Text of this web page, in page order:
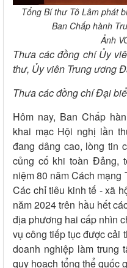
Tổng Bí thư Tô Lâm phát
Ban Chấp hành
Ảnh
Thưa các đồng chí Ủy
thư, Ủy viên Trung ương
Thưacác đồng chí Đại
Hôm nay, Ban Chấp
khai mạc Hội nghị lần
đang dâng cao, lòng tin
củng cố khi toàn Đảng,
niệm 80 năm Cách mạng
Các chỉ tiêu kinh tế - xã
năm 2024 trên hầu hết
địa phương hai cấp nhìn
vụ công tiếp tục được cải
doanh nghiệp làm trung
quy hoạch tổng thể quốc